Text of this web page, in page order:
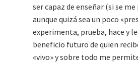
ser capaz de enseñar (si se
aunque quizá sea un poco
experimenta, prueba, hace y
beneficio futuro de quien
«vivo» y sobre todo me